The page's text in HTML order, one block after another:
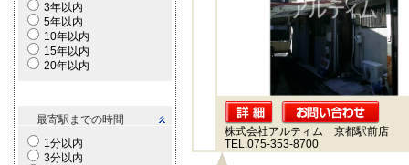
3年以内
5年以内
10年以内
15年以内
20年以内
最寄駅までの時間
1分以内
3分以内
株式会社アルティム 京都駅前店
TEL.075-353-8700